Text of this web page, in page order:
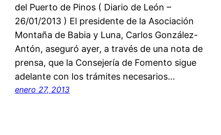
del Puerto de Pinos ( Diario de León –
26/01/2013 ) El presidente de la Asociación
Montaña de Babia y Luna, Carlos González-
Antón, aseguró ayer, a través de una nota de
prensa, que la Consejería de Fomento sigue
adelante con los trámites necesarios…
enero 27, 2013